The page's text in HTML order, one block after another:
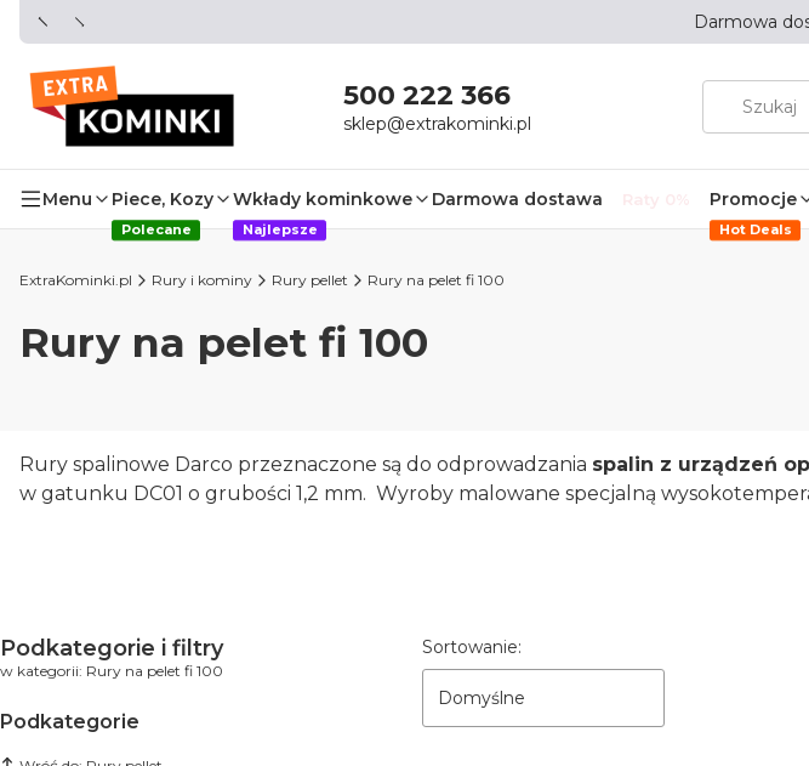
Darmowa
500 222 366
sklep@extrakominki.pl
Menu Piece, Kozy
Polecane
Wkłady kominkowe
Najlepsze
Darmowa dostawa Promocje
Hot Deals
ExtraKominki.pl Rury i kominy Rury pellet Rury na pelet fi 100
Rury na pelet fi 100
Rury spalinowe Darco przeznaczone są do odprowadzania spalin z urządzeń
w gatunku DC01 o grubości 1,2 mm. Wyroby malowane specjalną
Podkategorie i filtry
w kategorii: Rury na pelet fi 100
Podkategorie
Lista produktów
Sortowanie:
Domyślne